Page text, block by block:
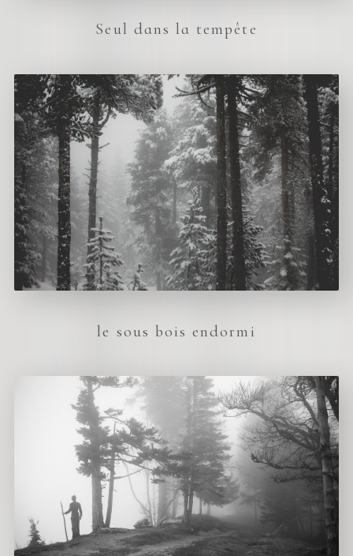
Seul dans la tempête
le sous bois endormi